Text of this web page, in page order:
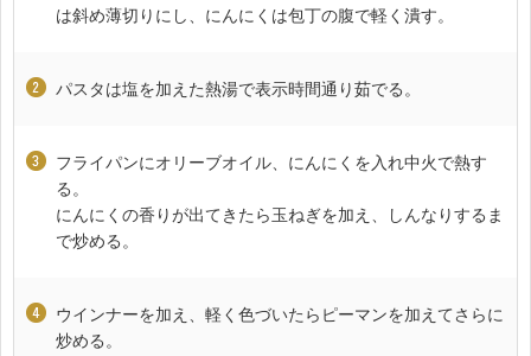
は斜め薄切りにし、にんにくは包丁の腹で軽く潰す。
パスタは塩を加えた熱湯で表示時間通り茹でる。
フライパンにオリーブオイル、にんにくを入れ中火で熱す
る。
にんにくの香りが出てきたら玉ねぎを加え、しんなりするま
で炒める。
ウインナーを加え、軽く色づいたらピーマンを加えてさらに
炒める。